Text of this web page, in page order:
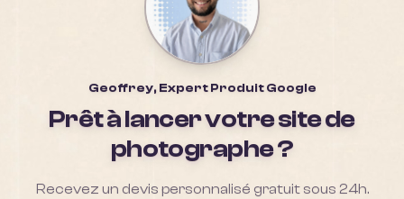
Geoffrey, Expert Produit Google
Prêt à lancer votre site de
photographe?
Recevez un devis personnalisé gratuit sous 24h.